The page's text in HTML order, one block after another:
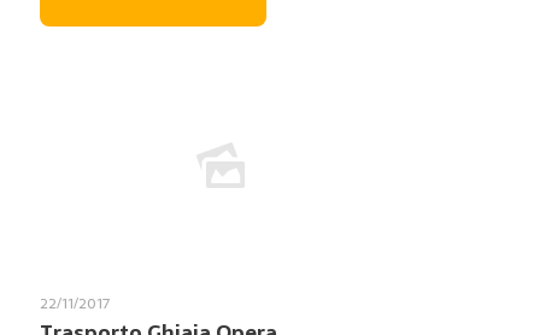
22/11/2017